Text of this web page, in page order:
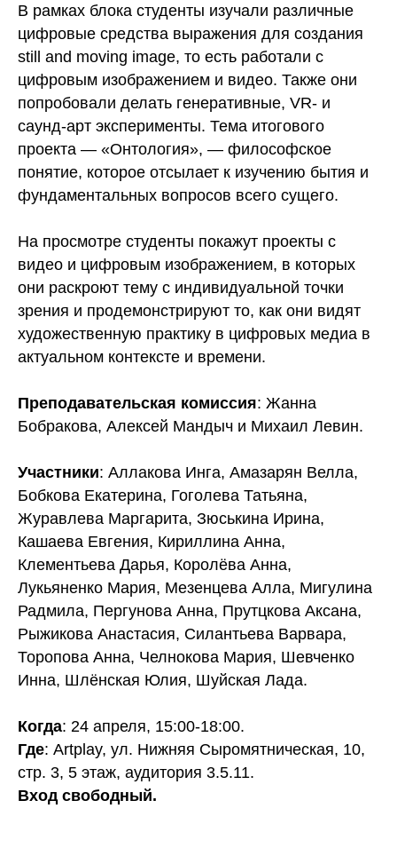
В рамках блока студенты изучали различные
цифровые средства выражения для создания
still and moving image, то есть работали с
цифровым изображением и видео. Также они
попробовали делать генеративные, VR- и
саунд-арт эксперименты. Тема итогового
проекта — «Онтология», — философское
понятие, которое отсылает к изучению бытия и
фундаментальных вопросов всего сущего.
На просмотре студенты покажут проекты с
видео и цифровым изображением, в которых
они раскроют тему с индивидуальной точки
зрения и продемонстрируют то, как они видят
художественную практику в цифровых медиа в
актуальном контексте и времени.
Преподавательская комиссия: Жанна
Бобракова, Алексей Мандыч и Михаил Левин.
Участники: Аллакова Инга, Амазарян Велла,
Бобкова Екатерина, Гоголева Татьяна,
Журавлева Маргарита, Зюськина Ирина,
Кашаева Евгения, Кириллина Анна,
Клементьева Дарья, Королёва Анна,
Лукьяненко Мария, Мезенцева Алла, Мигулина
Радмила, Пергунова Анна, Прутцкова Аксана,
Рыжикова Анастасия, Силантьева Варвара,
Торопова Анна, Челнокова Мария, Шевченко
Инна, Шлёнская Юлия, Шуйская Лада.
Когда: 24 апреля, 15:00-18:00.
Где: Artplay, ул. Нижняя Сыромятническая, 10,
стр. 3, 5 этаж, аудитория 3.5.11.
Вход свободный.
Контактный центр
+7 (495) 640-30-22
Поступающим
+7 (495) 640-30-15
Новости школы
Подпишитесь, чтобы первыми узнавать о новых